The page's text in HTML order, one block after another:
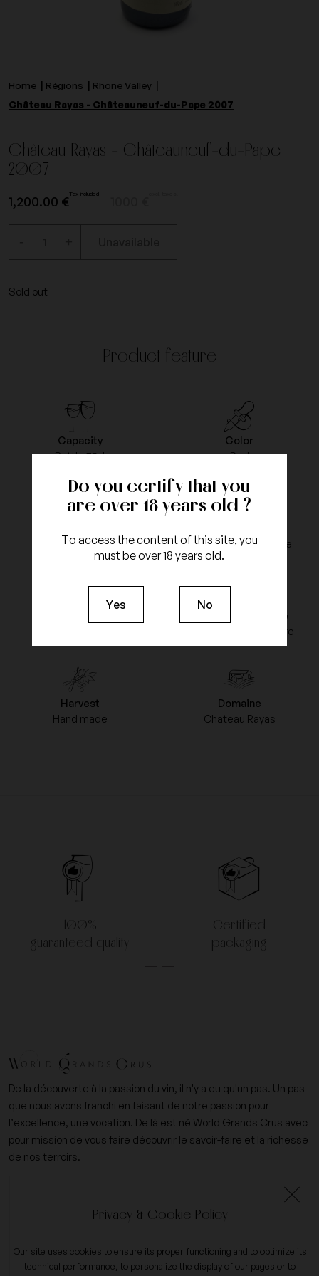
Do you certify that you
are over 18 years old ?
To access the content of this site, you
must be over 18 years old.
Yes No
Home Régions
Rhone Valley
Château Rayas - Châteauneuf-du-Pape 2007
Château Rayas - Châteauneuf-du-Pape
2007
1,200.00 € Tax included
Sold out
Product feature
Capacity
Bottle 75cl
Color
Red
2007
Chateauneuf-du-Pape
Type of Agriculture
Sustainable agriculture
Harvest
Hand made
Domaine
Chateau Rayas
100%
guaranteed quality
Certified
packaging
De la découverte à la passion du vin, il n'y a eu qu'un pas. Un pas
que nous avons franchi en faisant de notre passion pour
l’excellence, une vocation. De là est né World Grands Crus avec
pour mission de vous faire découvrir le savoir-faire et la richesse
de nos terroirs.
contact@worldgrandscrus.com
Privacy & Cookie Policy
Our site uses cookies to ensure its proper functioning and to optimize its
technical performance, to personalize the display of our pages or to